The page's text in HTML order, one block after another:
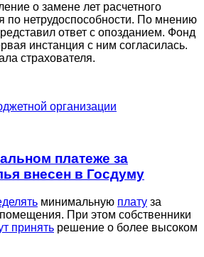
о замене лет расчетного
по нетрудоспособности. По мнению
ответ с опозданием. Фонд
инстанция с ним согласилась.
страхователя.
организации
платеже за
внесен в Госдуму
минимальную плату за
При этом собственники
принять решение о более высоком